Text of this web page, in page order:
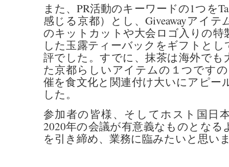
また、PR活動のキーワードの1つを
感じる京都）とし、Giveawayアイ
のキットカットや大会ロゴ入りの特
した玉露ティーバックをギフトとし
評でした。すでに、抹茶は海外でも
た京都らしいアイテムの１つです
催を食文化と関連付け大いにアピー
した。
参加者の皆様、そしてホスト国日
2020年の会議が有意義なものとなる
を引き締め、業務に臨みたいと思い